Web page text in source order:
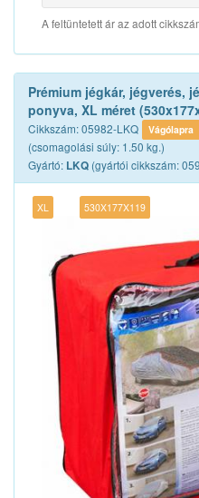
A feltüntetett ár az adott
Prémium jégkár, jégverés,
ponyva, XL méret
Cikkszám: 05982-LKQ Vágólapra
(csomagolási súly: 1.50 kg.)
Gyártó: LKQ (gyártói cikkszám:
XL 530X177X119